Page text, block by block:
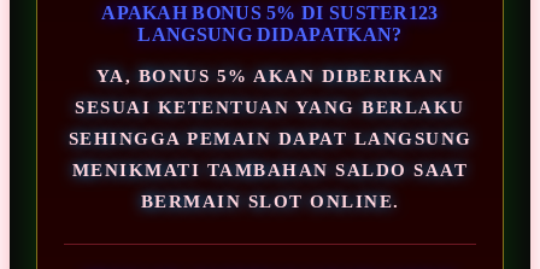
APAKAH BONUS 5% DI SUSTER123
LANGSUNG DIDAPATKAN?
YA, BONUS 5% AKAN DIBERIKAN
SESUAI KETENTUAN YANG BERLAKU
SEHINGGA PEMAIN DAPAT LANGSUNG
MENIKMATI TAMBAHAN SALDO SAAT
BERMAIN SLOT ONLINE.